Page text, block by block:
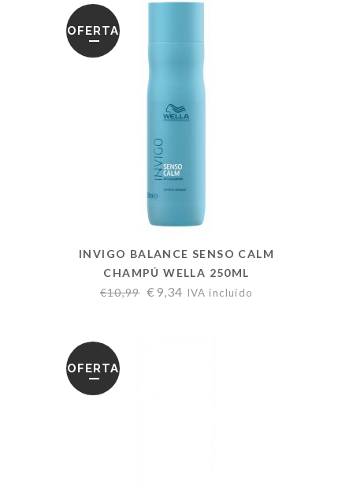
OFERTA
INVIGO BALANCE SENSO CALM
CHAMPÚ WELLA 250ML
€10,99 € 9,34 IVA incluido
OFERTA